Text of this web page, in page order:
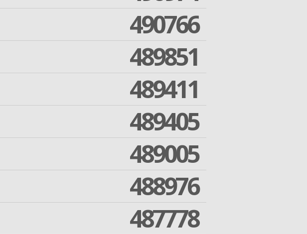
490766
489851
489411
489405
489005
488976
487778